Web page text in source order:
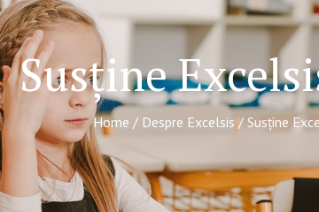
Susține
Home / Despre Excelsis / Susține